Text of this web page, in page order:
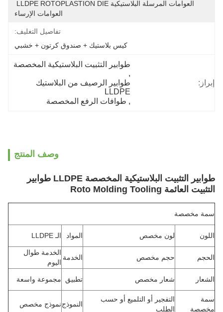
العوامات الإرساء
تفاصيل التغليف:
كيس بلاستيك + صندوق كرتون + خشبي
إبراز:
طوابير التثبيت البلاستيكية المخصصة
,
طوابير الرصيف من البلاستيك
LLDPE
, طوافات الرفع المخصصة
وصف المنتج
طوابير التثبيت البلاستيكية المخصصة LLDPE طوابير
التثبيت العائمة Roto Molding Tooling
سمة مخصصة
اللون لون مخصص المواد الـ LLDPE
الحجم حجم مخصص الخدمة
الخدمة طوال
اليوم
الشعار شعار مخصص تطبيق مجموعة واسعة
سمة
مخصصة
التفجير أو التلميع أو حسب
الطلب
النموذجنموذج مخصص